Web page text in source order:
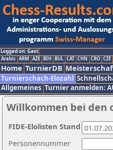
Logged on: Gast
Arabic ARM AZE BIH BUL CAT CHN CRO CZE
Home TurnierDB
Turnierschach-Elozahl
Allgemeines Turnier anmelden:
Willkommen bei den
Personennummer
FIDE-Elolisten Stand